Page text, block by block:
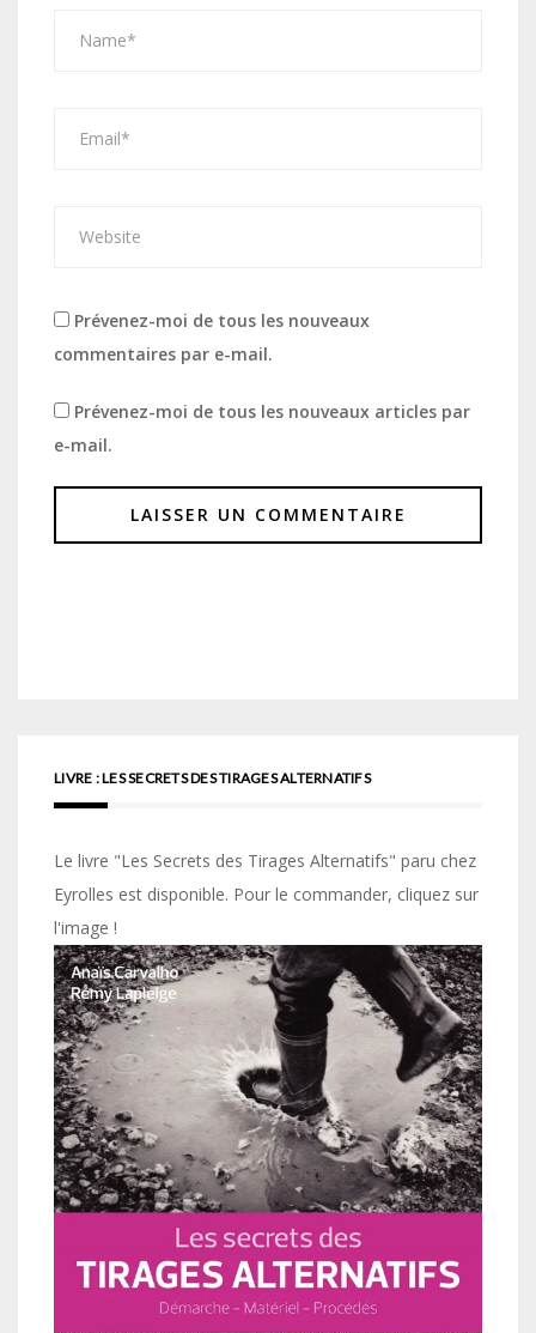
Prévenez-moi de tous les nouveaux
commentaires par e-mail.
Prévenez-moi de tous les nouveaux articles par
e-mail.
LIVRE : LES SECRETS DES TIRAGES ALTERNATIFS
Le livre "Les Secrets des Tirages Alternatifs" paru chez
Eyrolles est disponible. Pour le commander, cliquez sur
l'image !